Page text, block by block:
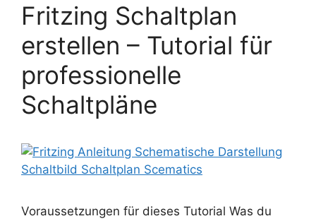
Fritzing Schaltplan
erstellen – Tutorial für
professionelle
Schaltpläne
Voraussetzungen für dieses Tutorial Was du